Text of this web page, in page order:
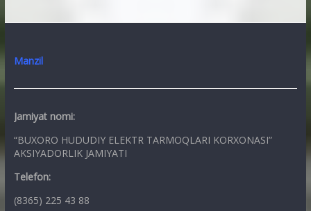
Manzil
Jamiyat nomi:
“BUXORO HUDUDIY ELEKTR TARMOQLARI KORXONASI”
AKSIYADORLIK JAMIYATI
Telefon:
(8365) 225 43 88